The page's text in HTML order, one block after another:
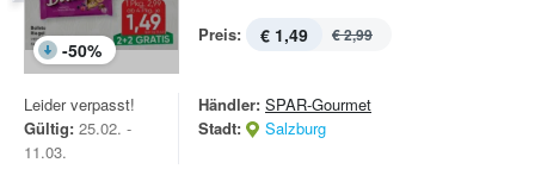
-50%
Preis: € 1,49 € 2,99
Leider verpasst!
Gültig: 25.02. -
11.03.
Händler: SPAR-Gourmet
Stadt:
Salzburg